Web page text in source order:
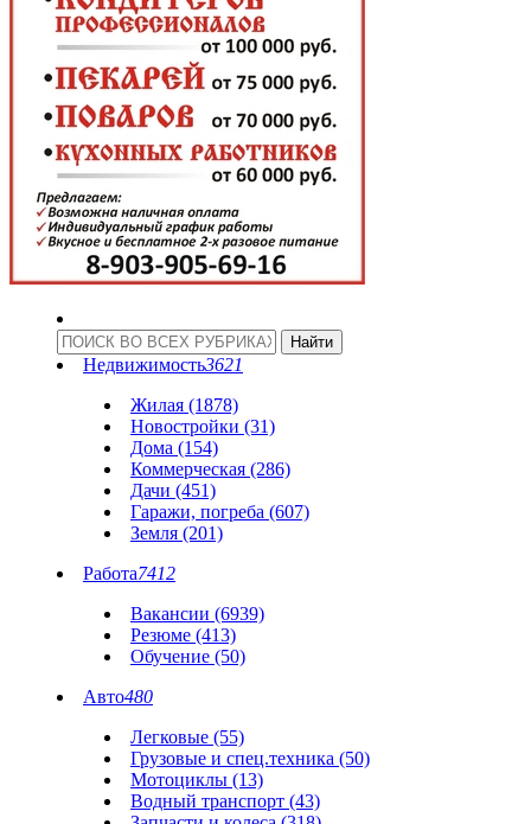
Недвижимость3621
Жилая (1878)
Новостройки (31)
Дома (154)
Коммерческая (286)
Дачи (451)
Гаражи, погреба (607)
Земля (201)
Работа7412
Вакансии (6939)
Резюме (413)
Обучение (50)
Авто480
Легковые (55)
Грузовые и спец.техника (50)
Мотоциклы (13)
Водный транспорт (43)